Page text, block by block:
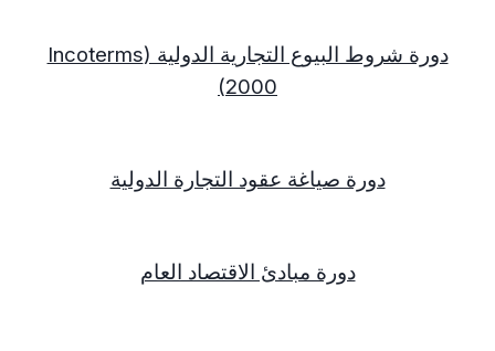
دورة شروط البيوع التجارية الدولية (Incoterms
2000
)
دورة صياغة عقود التجارة الدولية
دورة مبادئ الاقتصاد العام